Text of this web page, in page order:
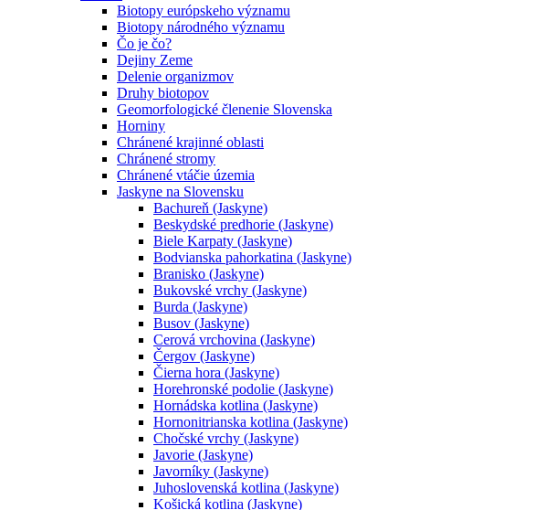
Biotopy európskeho významu
Biotopy národného významu
Čo je čo?
Dejiny Zeme
Delenie organizmov
Druhy biotopov
Geomorfologické členenie Slovenska
Horniny
Chránené krajinné oblasti
Chránené stromy
Chránené vtáčie územia
Jaskyne na Slovensku
Bachureň (Jaskyne)
Beskydské predhorie (Jaskyne)
Biele Karpaty (Jaskyne)
Bodvianska pahorkatina (Jaskyne)
Branisko (Jaskyne)
Bukovské vrchy (Jaskyne)
Burda (Jaskyne)
Busov (Jaskyne)
Cerová vrchovina (Jaskyne)
Čergov (Jaskyne)
Čierna hora (Jaskyne)
Horehronské podolie (Jaskyne)
Hornádska kotlina (Jaskyne)
Hornonitrianska kotlina (Jaskyne)
Chočské vrchy (Jaskyne)
Javorie (Jaskyne)
Javorníky (Jaskyne)
Juhoslovenská kotlina (Jaskyne)
Košická kotlina (Jaskyne)